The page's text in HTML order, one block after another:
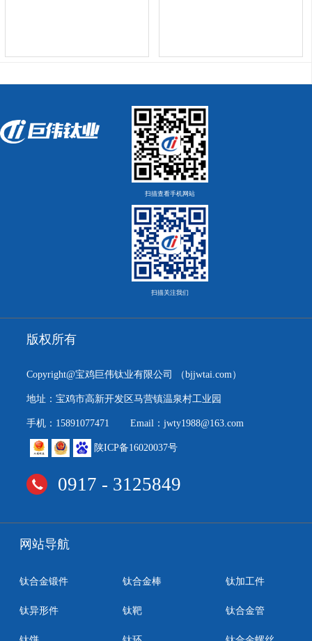
扫描查看手机网站
扫描关注我们
版权所有
Copyright@宝鸡巨伟钛业有限公司 （bjjwtai.com）
地址：宝鸡市高新开发区马营镇温泉村工业园
手机：15891077471 Email：jwty1988@163.com
陕ICP备16020037号
0917 - 3125849
网站导航
钛合金锻件 钛合金棒 钛加工件
钛异形件 钛靶 钛合金管